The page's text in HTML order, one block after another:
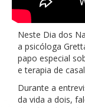
Neste Dia dos
a psicóloga
papo especial
e terapia de
Durante a
da vida a dois,